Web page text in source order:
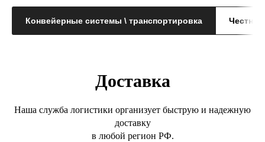
Конвейерные системы \ транспортировка
Доставка
Наша служба логистики организует быструю и надежную
доставку
в любой регион РФ.